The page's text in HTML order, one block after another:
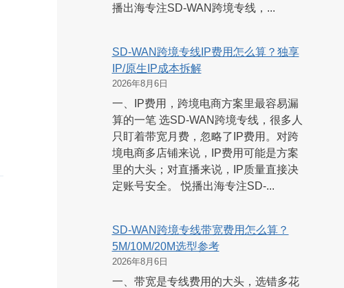
播出海专注SD-WAN跨境专线，...
SD-WAN跨境专线IP费用怎么算？独享
IP/原生IP成本拆解
2026年8月6日
一、IP费用，跨境电商方案里最容易漏
算的一笔 选SD-WAN跨境专线，很多人
只盯着带宽月费，忽略了IP费用。对跨
境电商多店铺来说，IP费用可能是方案
里的大头；对直播来说，IP质量直接决
定账号安全。 悦播出海专注SD-...
SD-WAN跨境专线带宽费用怎么算？
5M/10M/20M选型参考
2026年8月6日
一、带宽是专线费用的大头，选错多花